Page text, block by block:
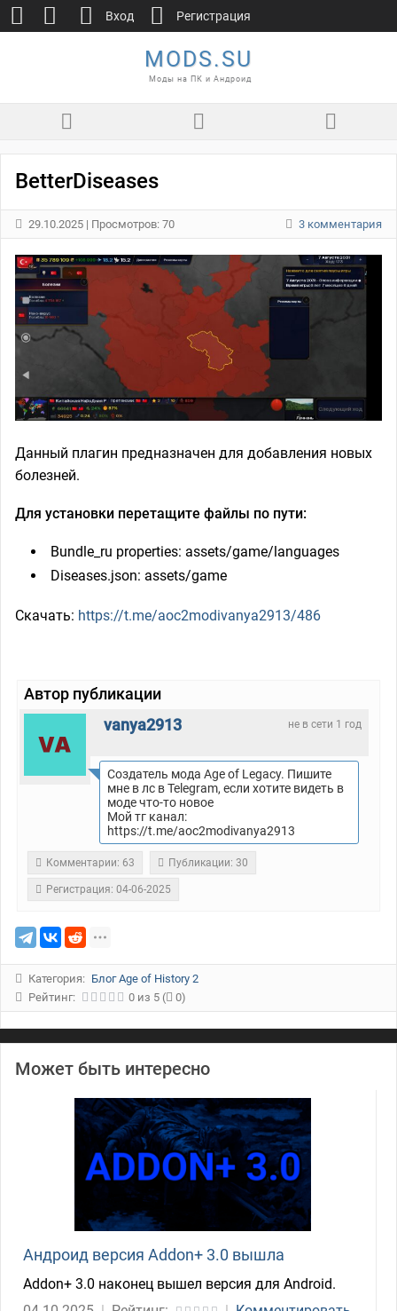
MODS.SU
Моды на ПК и Андроид
BetterDiseases
29.10.2025 | Просмотров: 70 3 комментария
Данный плагин предназначен для добавления новых
болезней.
Для установки перетащите файлы по пути:
Bundle_ru properties: assets/game/languages
Diseases.json: assets/game
Скачать: https://t.me/aoc2modivanya2913/486
Автор публикации
не в сети 1 год
vanya2913
Создатель мода Age of Legacy. Пишите
мне в лс в Telegram, если хотите видеть в
моде что-то новое
Мой тг канал:
https://t.me/aoc2modivanya2913
Комментарии: 63 Публикации: 30
Регистрация: 04-06-2025
Категория: Блог Age of History 2
Рейтинг:
0 из 5 ( 0)
Может быть интересно
Андроид версия Addon+ 3.0 вышла
Addon+ 3.0 наконец вышел версия для Android.
Вход Регистрация